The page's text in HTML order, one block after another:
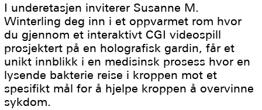
I underetasjen inviterer Susanne M.
Winterling deg inn i et oppvarmet rom hvor
du gjennom et interaktivt CGI videospill
prosjektert på en holografisk gardin, får et
unikt innblikk i en medisinsk prosess hvor en
lysende bakterie reise i kroppen mot et
spesifikt mål for å hjelpe kroppen å overvinne
sykdom.